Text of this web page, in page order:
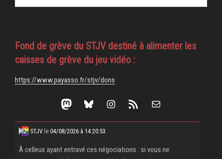
Fond de grève du STJV destiné à alimenter les
caisses de grève du jeu vidéo :
https://www.payasso.fr/stjv/dons
Mastodon Bluesky Instagram Flux RSS E-mail
STJV le 04/08/2026 à 14:20:53
À celleux ayant entravé ces négociations : si vous ne